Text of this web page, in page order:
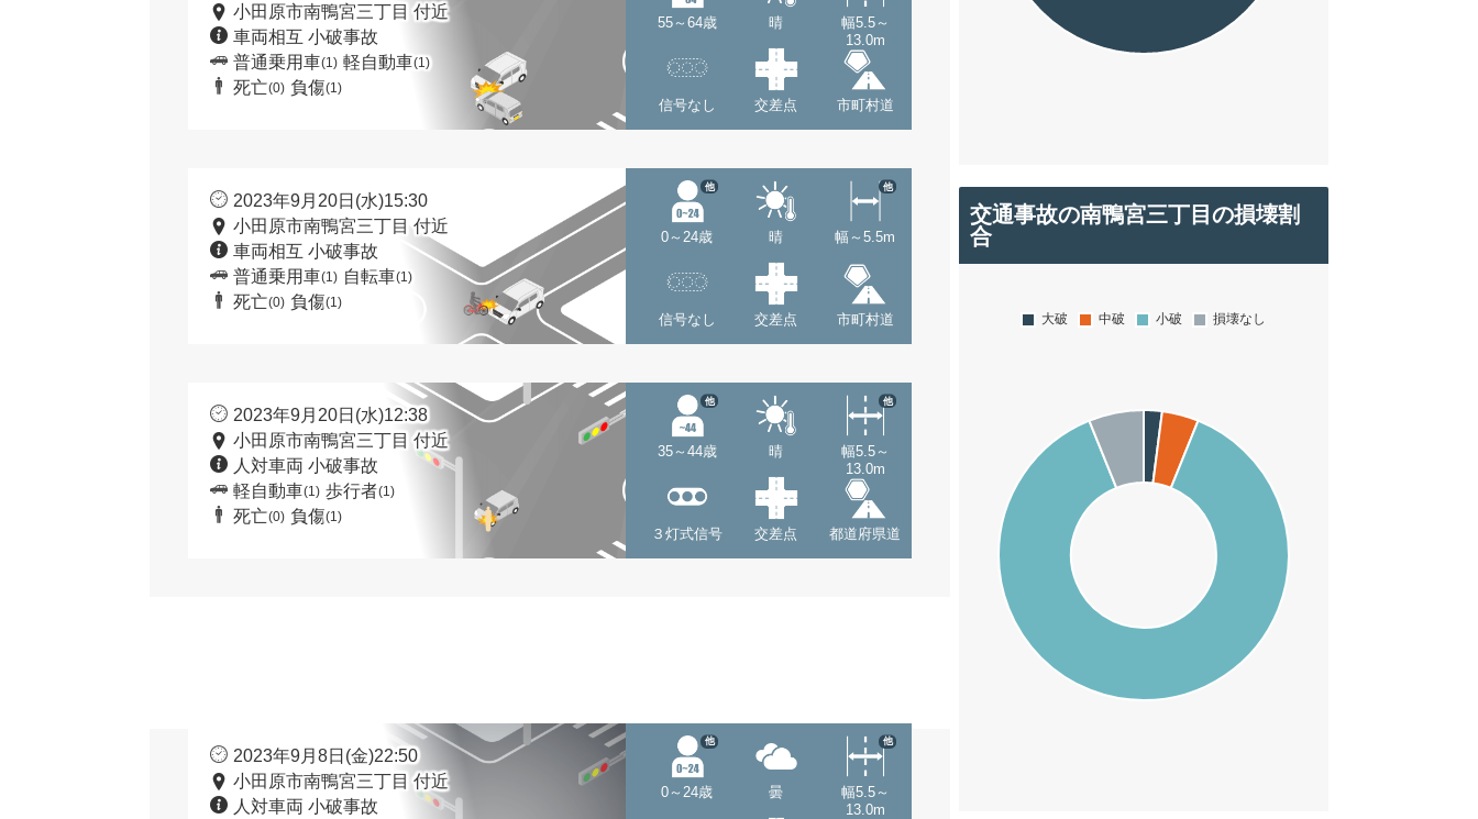
小田原市南鴨宮三丁目 付近
車両相互 小破事故
普通乗用車(1) 軽自動車(1)
死亡(0) 負傷(1)
55～64歳 晴
幅5.5～
13.0m
信号なし 交差点 市町村道
2023年9月20日(水)15:30
小田原市南鴨宮三丁目 付近
車両相互 小破事故
普通乗用車(1) 自転車(1)
死亡(0) 負傷(1)
0～24歳
他
晴 幅～5.5m
他
信号なし 交差点 市町村道
2023年9月20日(水)12:38
小田原市南鴨宮三丁目 付近
人対車両 小破事故
軽自動車(1) 歩行者(1)
死亡(0) 負傷(1)
35～44歳
他
晴
幅5.5～
13.0m
他
３灯式信号 交差点 都道府県道
2023年9月8日(金)22:50
小田原市南鴨宮三丁目 付近
人対車両 小破事故
0～24歳
他
曇
幅5.5～
13.0m
他
交通事故の南鴨宮三丁目の損壊割
合